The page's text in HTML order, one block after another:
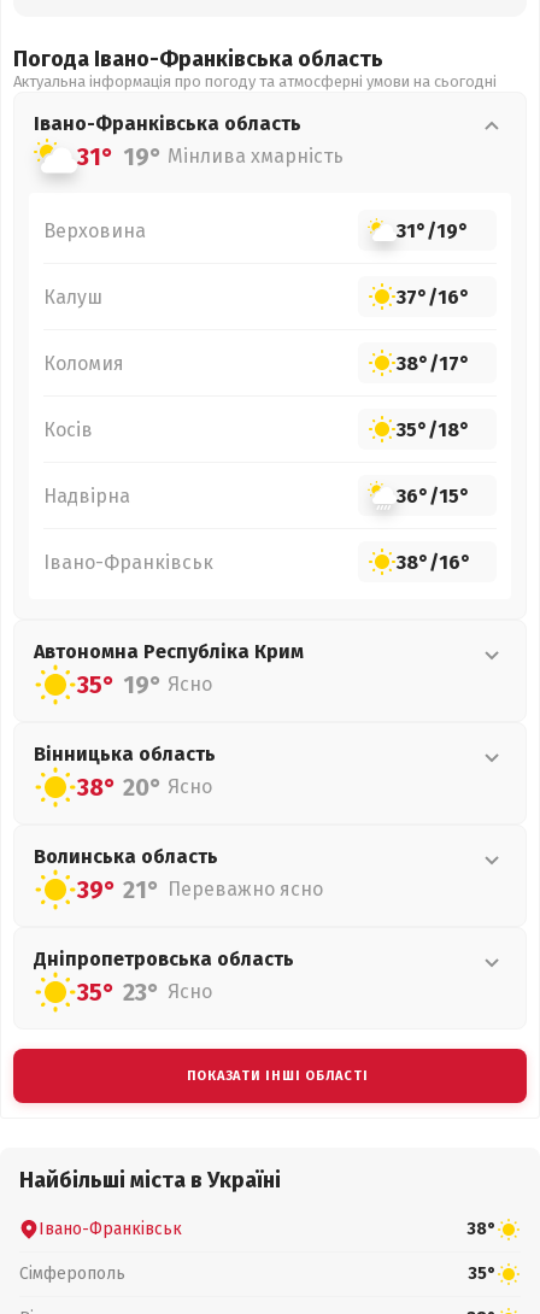
Погода Івано-Франківська область
Актуальна інформація про погоду та атмосферні умови на сьогодні
Івано-Франківська область
31° 19° Мінлива хмарність
Верховина 31°/19°
Калуш 37°/16°
Коломия 38°/17°
Косів 35°/18°
Надвірна 36°/15°
Івано-Франківськ 38°/16°
Автономна Республіка Крим
35° 19° Ясно
Вінницька область
38° 20° Ясно
Волинська область
39° 21° Переважно ясно
Дніпропетровська область
35° 23° Ясно
ПОКАЗАТИ ІНШІ ОБЛАСТІ
Найбільші міста в Україні
Івано-Франківськ 38°
Сімферополь 35°